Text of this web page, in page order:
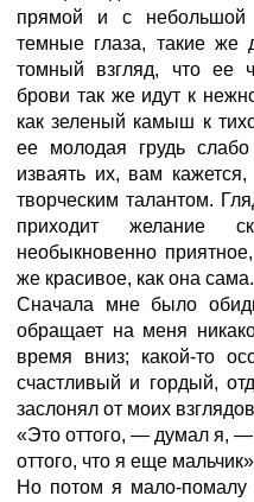
прямой и с небольшой
темные глаза, такие же
томный взгляд, что ее
брови так же идут к
как зеленый камыш к
ее молодая грудь
изваять их, вам
творческим талантом.
приходит желание
необыкновенно
же красивое, как она сама.
Сначала мне было
обращает на меня
время вниз; какой-то
счастливый и гордый,
заслонял от моих
«Это оттого, — думал я, —
оттого, что я еще
Но потом я мало-